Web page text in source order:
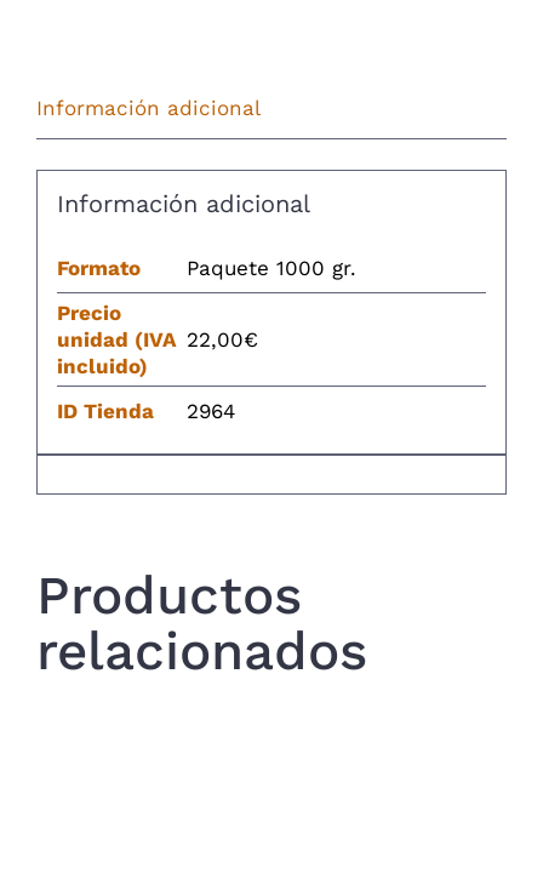
Lavazza
Información adicional
Información adicional
Formato
Paquete 1000 gr.
Precio
unidad (IVA
incluido)
22,00€
ID Tienda 2964
Productos
relacionados